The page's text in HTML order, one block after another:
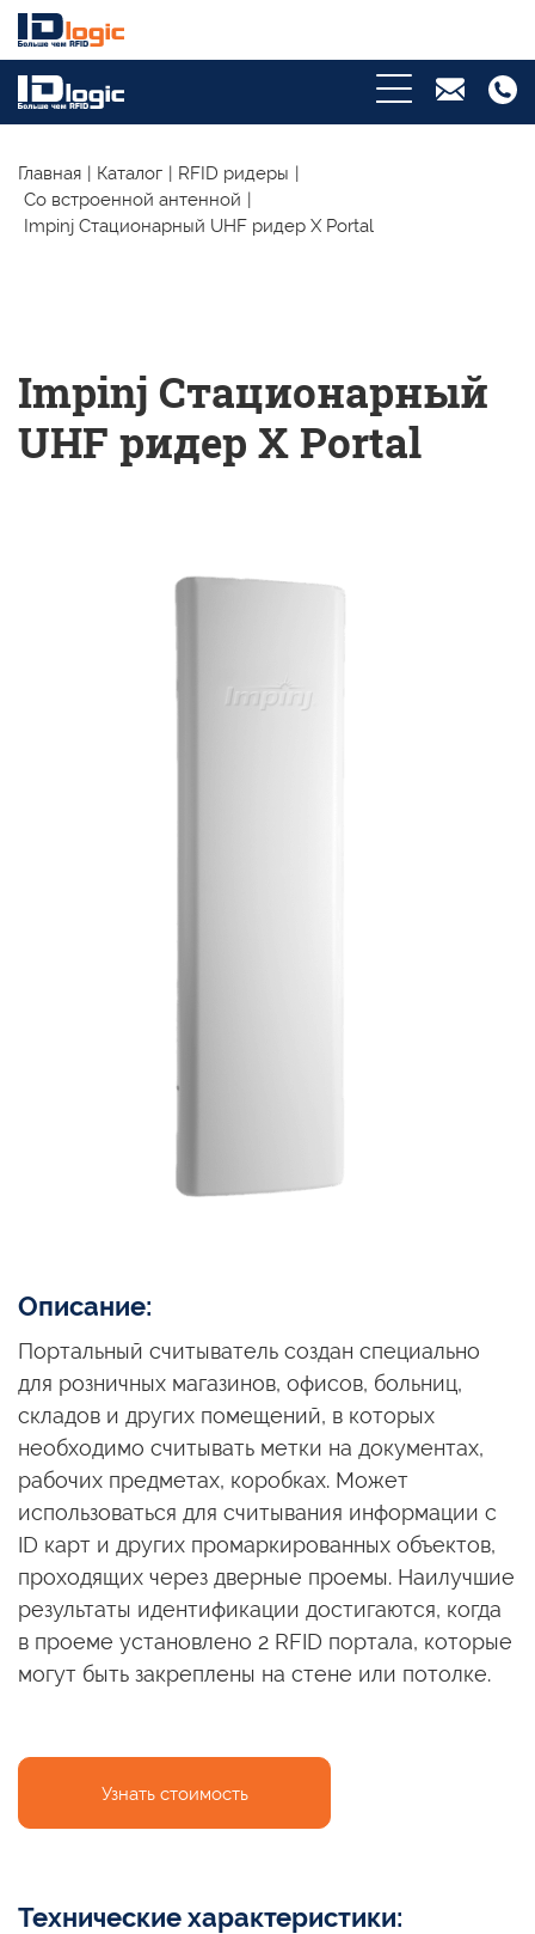
Главная | Каталог | RFID ридеры |
Со встроенной антенной |
Impinj Стационарный UHF ридер X Portal
Impinj Стационарный
UHF ридер X Portal
Описание:
Портальный считыватель создан специально
для розничных магазинов, офисов, больниц,
складов и других помещений, в которых
необходимо считывать метки на документах,
рабочих предметах, коробках. Может
использоваться для считывания информации с
ID карт и других промаркированных объектов,
проходящих через дверные проемы. Наилучшие
результаты идентификации достигаются, когда
в проеме установлено 2 RFID портала, которые
могут быть закреплены на стене или потолке.
Узнать стоимость
Технические характеристики: